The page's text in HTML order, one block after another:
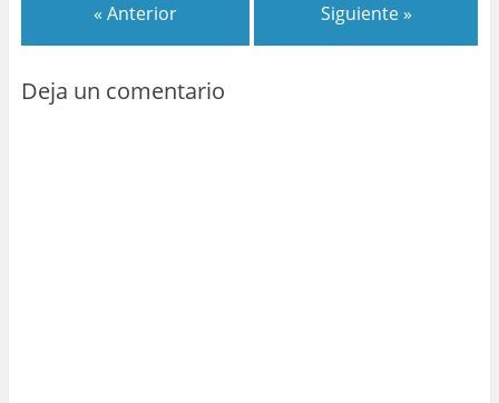
« Anterior Siguiente »
Deja un comentario